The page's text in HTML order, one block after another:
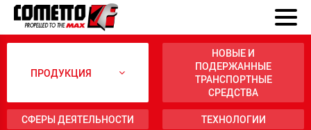
ПРОДУКЦИЯ
НОВЫЕ И
ПОДЕРЖАННЫЕ
ТРАНСПОРТНЫЕ
СРЕДСТВА
СФЕРЫ ДЕЯТЕЛЬНОСТИ ТЕХНОЛОГИИ